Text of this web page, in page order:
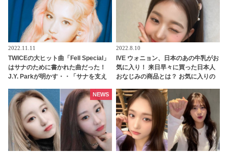
ｗｗ」
2022.11.11
TWICEの大ヒット曲「Fell Special」
はサナのために書かれた曲だった！
J.Y. Parkが明かす・・「サナを支え
彼女たちの友情に敬意を表す
2022.8.10
IVE ウォニョン、日本のあの牛乳がお
気に入り！ 来日早々に買った日本人
おなじみの商品とは？ お気に入りの
クトをチェック
NEWS